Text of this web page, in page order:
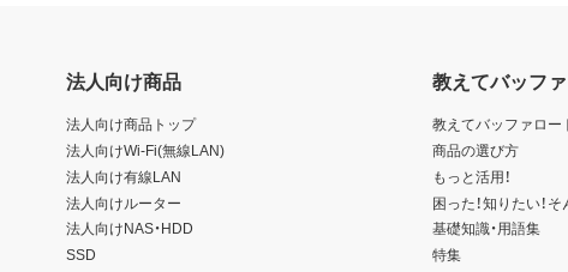
法人向け商品
法人向け商品トップ
法人向けWi-Fi(無線LAN)
法人向け有線LAN
法人向けルーター
法人向けNAS・HDD
SSD
教えてバッフ
教えてバッファロー
商品の選び方
もっと活用！
困った！知りたい！
基礎知識・用語集
特集